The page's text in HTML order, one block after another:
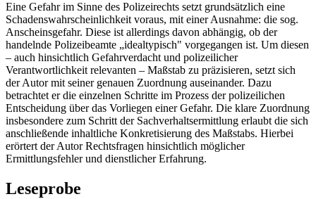
Eine Gefahr im Sinne des Polizeirechts setzt grundsätzlich eine
Schadenswahrscheinlichkeit voraus, mit einer Ausnahme: die sog.
Anscheinsgefahr. Diese ist allerdings davon abhängig, ob der
handelnde Polizeibeamte „idealtypisch" vorgegangen ist. Um diesen
– auch hinsichtlich Gefahrverdacht und polizeilicher
Verantwortlichkeit relevanten – Maßstab zu präzisieren, setzt sich
der Autor mit seiner genauen Zuordnung auseinander. Dazu
betrachtet er die einzelnen Schritte im Prozess der polizeilichen
Entscheidung über das Vorliegen einer Gefahr. Die klare Zuordnung
insbesondere zum Schritt der Sachverhaltsermittlung erlaubt die sich
anschließende inhaltliche Konkretisierung des Maßstabs. Hierbei
erörtert der Autor Rechtsfragen hinsichtlich möglicher
Ermittlungsfehler und dienstlicher Erfahrung.
Leseprobe